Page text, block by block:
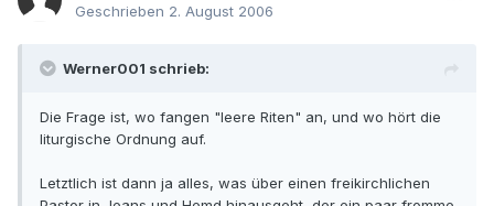
Geschrieben 2. August 2006
Werner001 schrieb:
Die Frage ist, wo fangen "leere Riten" an, und wo hört die
liturgische Ordnung auf.
Letztlich ist dann ja alles, was über einen freikirchlichen